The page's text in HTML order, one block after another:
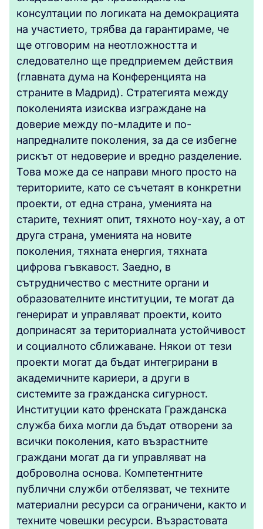
консултации по логиката на демокрацията
на участието, трябва да гарантираме, че
ще отговорим на неотложността и
следователно ще предприемем действия
(главната дума на Конференцията на
страните в Мадрид). Стратегията между
поколенията изисква изграждане на
доверие между по-младите и по-
напредналите поколения, за да се избегне
рискът от недоверие и вредно разделение.
Това може да се направи много просто на
териториите, като се съчетаят в конкретни
проекти, от една страна, уменията на
старите, техният опит, тяхното ноу-хау, а от
друга страна, уменията на новите
поколения, тяхната енергия, тяхната
цифрова гъвкавост. Заедно, в
сътрудничество с местните органи и
образователните институции, те могат да
генерират и управляват проекти, които
допринасят за териториалната устойчивост
и социалното сближаване. Някои от тези
проекти могат да бъдат интегрирани в
академичните кариери, а други в
системите за гражданска сигурност.
Институции като френската Гражданска
служба биха могли да бъдат отворени за
всички поколения, като възрастните
граждани могат да ги управляват на
доброволна основа. Компетентните
публични служби отбелязват, че техните
материални ресурси са ограничени, както и
техните човешки ресурси. Възрастовата